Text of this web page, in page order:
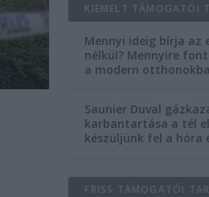
KIEMELT TÁMOGATÓI
Mennyi ideig bírja az
nélkül? Mennyire
a modern
Saunier Duval
karbantartása a tél
készüljünk fel a hóra
FRISS TÁMOGATÓI